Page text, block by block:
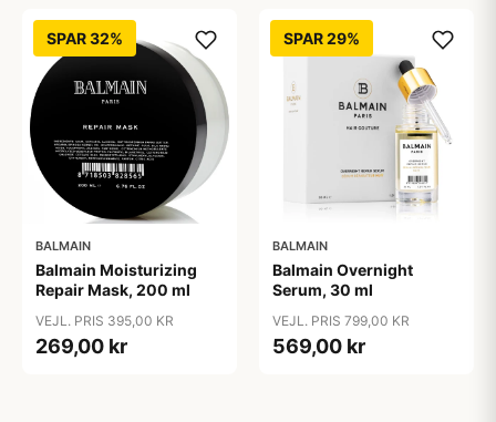
SPAR 32%
BALMAIN
Balmain Moisturizing
Repair Mask, 200 ml
VEJL. PRIS 395,00 KR
269,00 kr
SPAR 29%
BALMAIN
Balmain Overnight
Serum, 30 ml
VEJL. PRIS 799,00 KR
569,00 kr